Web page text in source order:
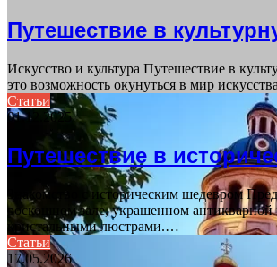
Путешествие в
Искусство и культура Путешествие в
это возможность окунуться в мир
Статьи
01.12.2025
Путешествие в
Знакомство с историческим шедевром
роскошном зале, украшенном
кристальными люстрами.…
Статьи
17.05.2026